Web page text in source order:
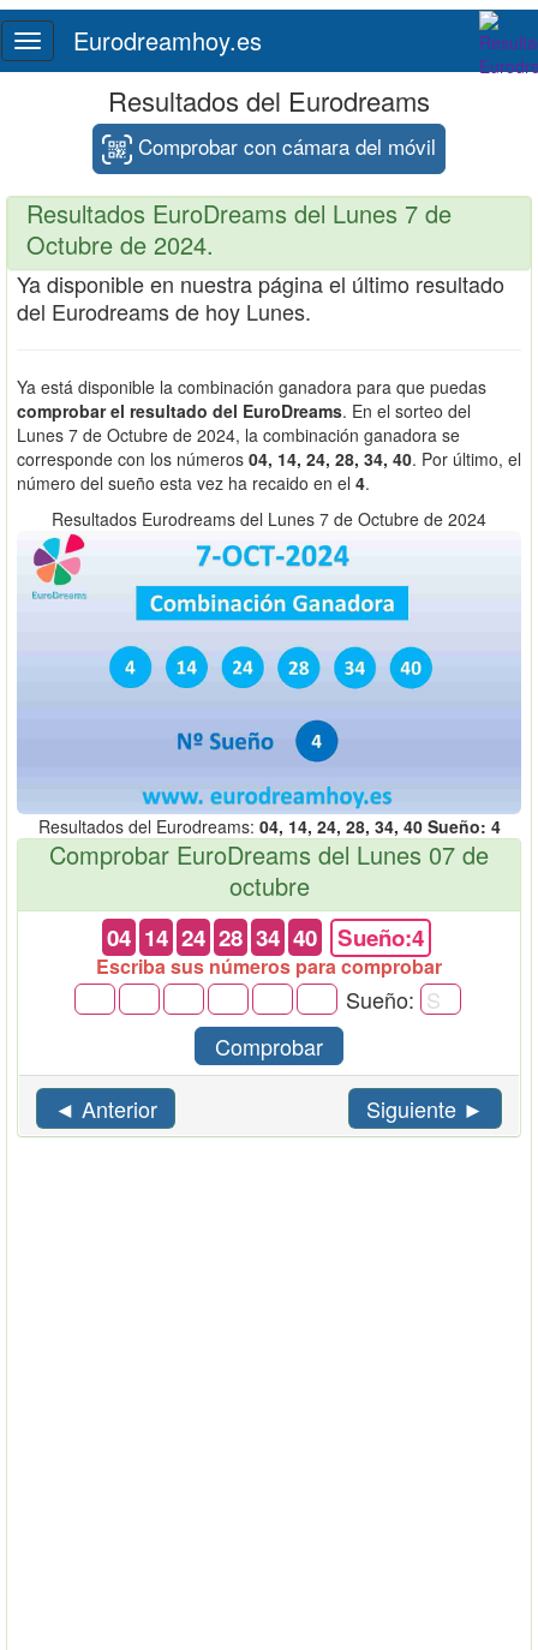
Toggle
navigation
Eurodreamhoy.es
Resultados del Eurodreams
Comprobar con cámara del móvil
Resultados EuroDreams del Lunes 7 de
Octubre de 2024.
Ya disponible en nuestra página el último resultado
del Eurodreams de hoy Lunes.
Ya está disponible la combinación ganadora para que puedas
comprobar el resultado del EuroDreams. En el sorteo del
Lunes 7 de Octubre de 2024, la combinación ganadora se
corresponde con los números 04, 14, 24, 28, 34, 40. Por último, el
número del sueño esta vez ha recaido en el 4.
Resultados Eurodreams del Lunes 7 de Octubre de 2024
Resultados del Eurodreams: 04, 14, 24, 28, 34, 40 Sueño: 4
Comprobar EuroDreams del Lunes 07 de
octubre
04 14 24 28 34 40 Sueño:4
Escriba sus números para comprobar
Sueño:
Comprobar
◄ Anterior
Siguiente ►